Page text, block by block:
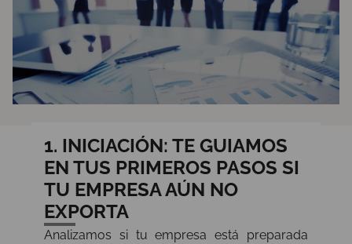
1. INICIACIÓN: TE GUIAMOS
EN TUS PRIMEROS PASOS SI
TU EMPRESA AÚN NO
EXPORTA
Analizamos si tu empresa está preparada